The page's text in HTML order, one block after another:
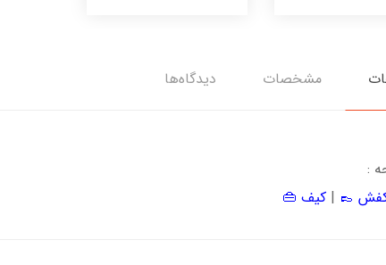
مشخصات دیدگاه‌ها
:
👞
| کیف 👜